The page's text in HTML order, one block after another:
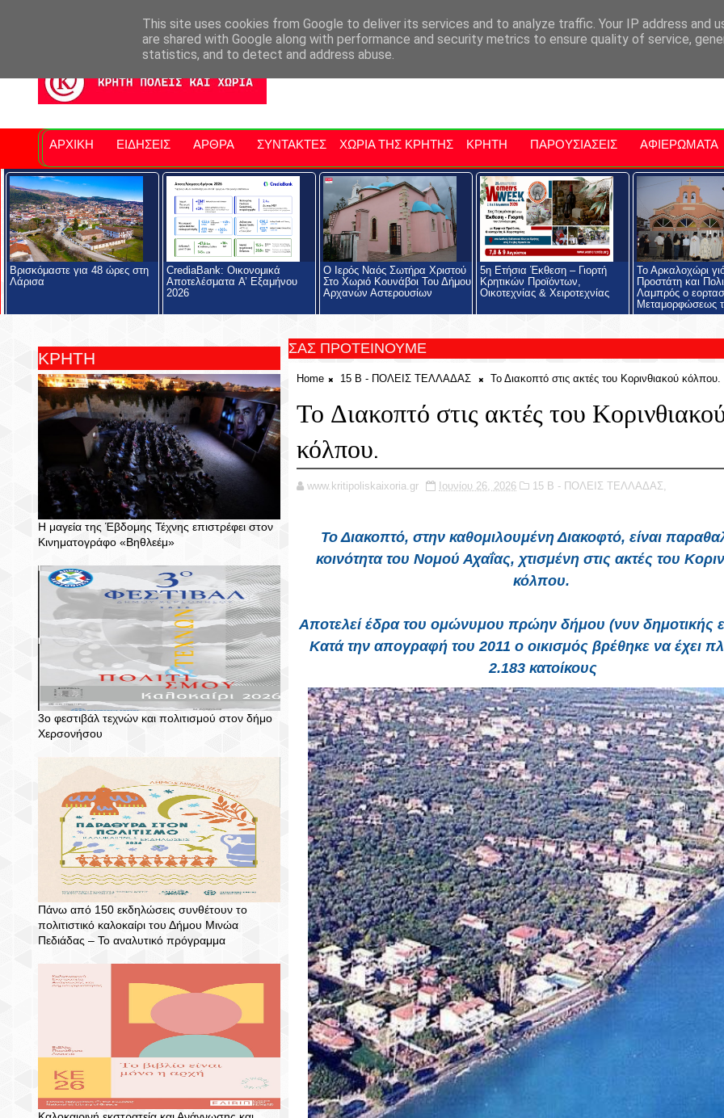
Νομός Λασιθίου Αγαπάμε Ρέθυμνο Επαρχία Μαλεβιζίου Εκδηλώσεις Στην Κρήτη Kriti Traveller
ΑΡΧΙΚΗ ΕΙΔΗΣΕΙΣ ΑΡΘΡΑ ΣΥΝΤΑΚΤΕΣ ΧΩΡΙΑ ΤΗΣ ΚΡΗΤΗΣ ΚΡΗΤΗ ΠΑΡΟΥΣΙΑΣΕΙΣ ΑΦΙΕΡΩΜΑΤΑ
Βρισκόμαστε για 48 ώρες στη
Λάρισα
CrediaBank: Οικονομικά
Αποτελέσματα A’ Εξαμήνου
2026
Ο Ιερός Ναός Σωτήρα Χριστού
Στο Χωριό Κουνάβοι Του Δήμου
Αρχανών Αστερουσίων
5η Ετήσια Έκθεση – Γιορτή
Κρητικών Προϊόντων,
Οικοτεχνίας & Χειροτεχνίας
Το Αρκαλοχώρι
Προστάτη και
Λαμπρός ο
Μεταμορφώσεως
ΚΡΗΤΗ
Η μαγεία της Έβδομης Τέχνης επιστρέφει στον
Κινηματογράφο «Βηθλεέμ»
3ο φεστιβάλ τεχνών και πολιτισμού στον δήμο
Χερσονήσου
Πάνω από 150 εκδηλώσεις συνθέτουν το
πολιτιστικό καλοκαίρι του Δήμου Μινώα
Πεδιάδας – To αναλυτικό πρόγραμμα
ΣΑΣ ΠΡΟΤΕΙΝΟΥΜΕ
Home 15 Β - ΠΟΛΕΙΣ ΤΕΛΛΑΔΑΣ Το Διακοπτό στις ακτές του Κορινθιακού κόλπου.
Το Διακοπτό στις ακτές του
κόλπου.
www.kritipoliskaixoria.gr Ιουνίου 26, 2026 15 Β - ΠΟΛΕΙΣ ΤΕΛΛΑΔΑΣ,
Το Διακοπτό, στην καθομιλουμένη Διακοφτό, είναι
κοινότητα του Νομού Αχαΐας, χτισμένη στις ακτές του
κόλπου.
Αποτελεί έδρα του ομώνυμου πρώην δήμου (νυν δημοτικής
Κατά την απογραφή του 2011 ο οικισμός βρέθηκε να έχει
2.183 κατοίκους
This site uses cookies from Google to deliver its services and to analyze traffic. Your IP address and
are shared with Google along with performance and security metrics to ensure quality of service,
statistics, and to detect and address abuse.